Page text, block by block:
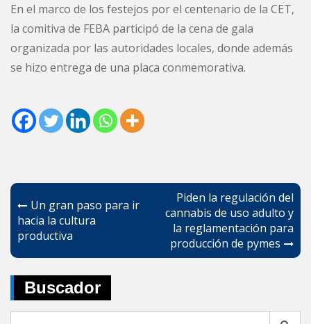
En el marco de los festejos por el centenario de la CET,
la comitiva de FEBA participó de la cena de gala
organizada por las autoridades locales, donde además
se hizo entrega de una placa conmemorativa.
Navegación
de
entradas
Un gran paso para ir
hacia la cultura
productiva
Piden la regulación del
cannabis de uso adulto y
la reglamentación para
producción de pymes
Buscador